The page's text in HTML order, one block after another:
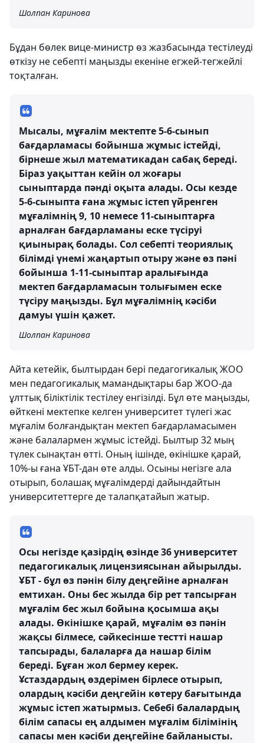
Шолпан Каринова
Бұдан бөлек вице-министр өз жазбасында тестілеуді
өткізу не себепті маңызды екеніне егжей-тегжейлі
тоқталған.
Мысалы, мұғалім мектепте 5-6-сынып
бағдарламасы бойынша жұмыс істейді,
бірнеше жыл математикадан сабақ береді.
Біраз уақыттан кейін ол жоғары
сыныптарда пәнді оқыта алады. Осы кезде
5-6-сыныпта ғана жұмыс істеп үйренген
мұғалімнің 9, 10 немесе 11-сыныптарға
арналған бағдарламаны еске түсіруі
қиынырақ болады. Сол себепті теориялық
білімді үнемі жаңартып отыру және өз пәні
бойынша 1-11-сыныптар аралығында
мектеп бағдарламасын толығымен еске
түсіру маңызды. Бұл мұғалімнің кәсіби
дамуы үшін қажет.
Шолпан Каринова
Айта кетейік, былтырдан бері педагогикалық ЖОО
мен педагогикалық мамандықтары бар ЖОО-да
ұлттық біліктілік тестілеу енгізілді. Бұл өте маңызды,
өйткені мектепке келген университет түлегі жас
мұғалім болғандықтан мектеп бағдарламасымен
және балалармен жұмыс істейді. Былтыр 32 мың
түлек сынақтан өтті. Оның ішінде, өкінішке қарай,
10%-ы ғана ҰБТ-дан өте алды. Осыны негізге ала
отырып, болашақ мұғалімдерді дайындайтын
университеттерге де талапқатайып жатыр.
Осы негізде қазірдің өзінде 36 университет
педагогикалық лицензиясынан айырылды.
ҰБТ - бұл өз пәнін білу деңгейіне арналған
емтихан. Оны бес жылда бір рет тапсырған
мұғалім бес жыл бойына қосымша ақы
алады. Өкінішке қарай, мұғалім өз пәнін
жақсы білмесе, сәйкесінше тестті нашар
тапсырады, балаларға да нашар білім
береді. Бұған жол бермеу керек.
Ұстаздардың өздерімен бірлесе отырып,
олардың кәсіби деңгейін көтеру бағытында
жұмыс істеп жатырмыз. Себебі балалардың
білім сапасы ең алдымен мұғалім білімінің
сапасы мен кәсіби деңгейіне байланысты.